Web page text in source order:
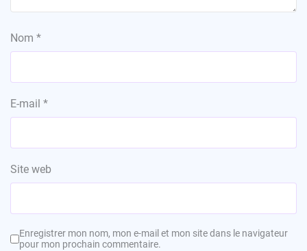
Nom *
E-mail *
Site web
Enregistrer mon nom, mon e-mail et mon site dans le navigateur
pour mon prochain commentaire.